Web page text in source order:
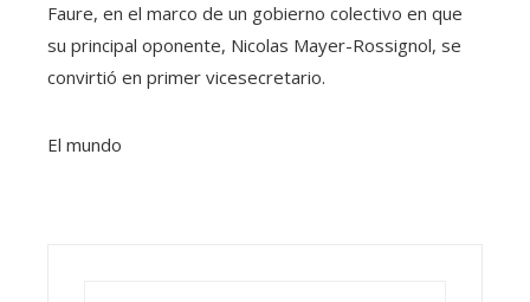
Faure, en el marco de un gobierno colectivo en que
su principal oponente, Nicolas Mayer-Rossignol, se
convirtió en primer vicesecretario.
El mundo